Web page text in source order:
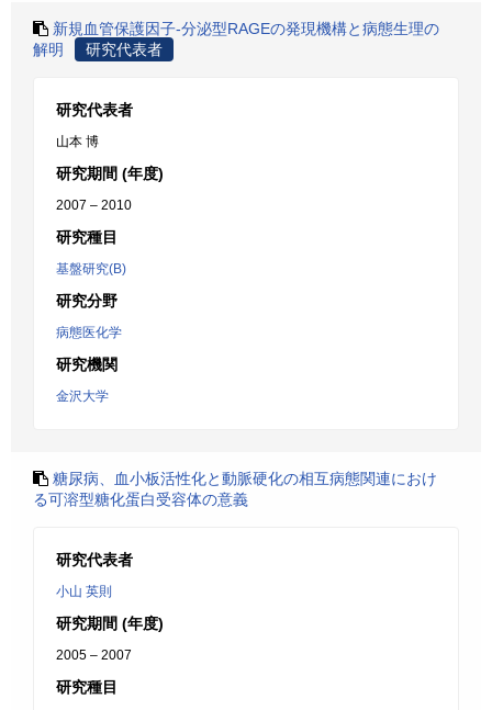
新規血管保護因子-分泌型RAGEの発現機構と病態生理の
解明
研究代表者
研究代表者
山本 博
研究期間 (年度)
2007 – 2010
研究種目
基盤研究(B)
研究分野
病態医化学
研究機関
金沢大学
糖尿病、血小板活性化と動脈硬化の相互病態関連におけ
る可溶型糖化蛋白受容体の意義
研究代表者
小山 英則
研究期間 (年度)
2005 – 2007
研究種目